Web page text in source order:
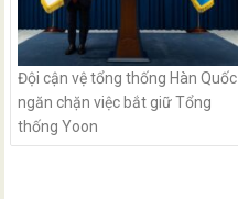
Đội cận vệ tổng thống Hàn Quốc
ngăn chặn việc bắt giữ Tổng
thống Yoon